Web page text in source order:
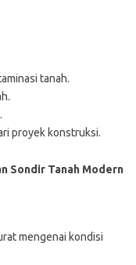
tanah.
proyek konstruksi.
Sondir Tanah Modern
mengenai kondisi